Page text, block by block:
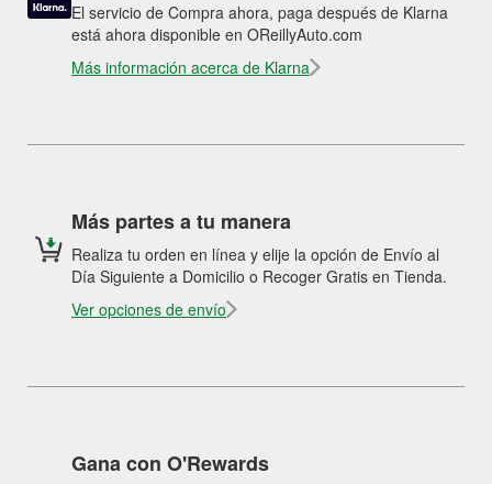
El servicio de Compra ahora, paga después de Klarna
está ahora disponible en OReillyAuto.com
Más información acerca de Klarna
Más partes a tu manera
Realiza tu orden en línea y elije la opción de Envío al
Día Siguiente a Domicilio o Recoger Gratis en Tienda.
Ver opciones de envío
Gana con O'Rewards